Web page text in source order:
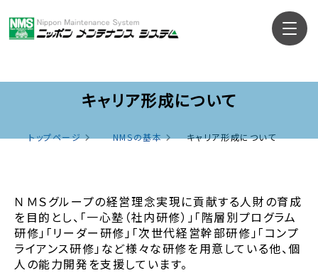
キャリア形成について
トップページ NMSの基本 キャリア形成について
ＮＭＳグループの経営理念実現に貢献する人財の育成
を目的とし、「一心塾（社内研修）」「階層別プログラム
研修」「リーダー研修」「次世代経営幹部研修」「コンプ
ライアンス研修」など様々な研修を用意している他、個
人の能力開発を支援しています。